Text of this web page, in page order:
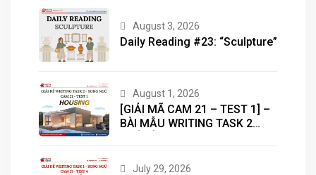
August 3, 2026
Daily Reading #23: “Sculpture”
August 1, 2026
[GIẢI MÃ CAM 21 – TEST 1] –
BÀI MẪU WRITING TASK 2
July 29, 2026